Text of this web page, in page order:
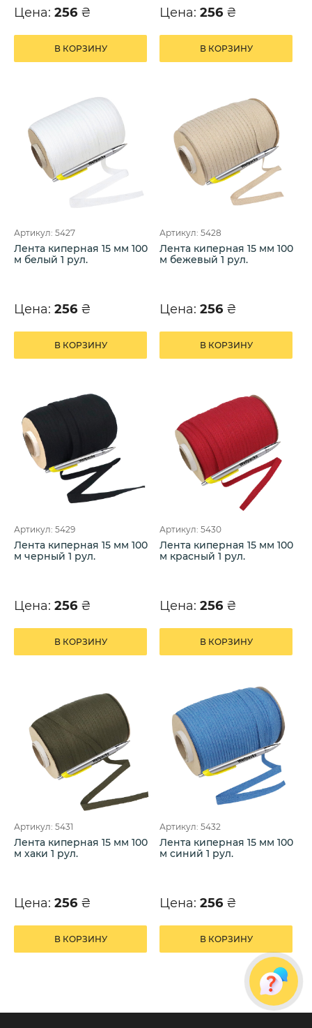
Цена: 256 ₴
В КОРЗИНУ
Цена: 256 ₴
В КОРЗИНУ
Артикул: 5427
Лента киперная 15 мм 100
м белый 1 рул.
Цена: 256 ₴
В КОРЗИНУ
Артикул: 5428
Лента киперная 15 мм 100
м бежевый 1 рул.
Цена: 256 ₴
В КОРЗИНУ
Артикул: 5429
Лента киперная 15 мм 100
м черный 1 рул.
Цена: 256 ₴
В КОРЗИНУ
Артикул: 5430
Лента киперная 15 мм 100
м красный 1 рул.
Цена: 256 ₴
В КОРЗИНУ
Артикул: 5431
Лента киперная 15 мм 100
м хаки 1 рул.
Цена: 256 ₴
В КОРЗИНУ
Артикул: 5432
Лента киперная 15 мм 100
м синий 1 рул.
Цена: 256 ₴
В КОРЗИНУ